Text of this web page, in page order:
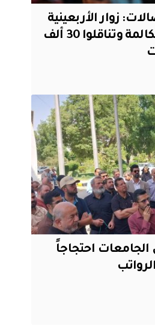
زوار الأربعينية
أجروا 208 ملايين مكالمة وتناقلوا 30 ألف
احتجاجاً